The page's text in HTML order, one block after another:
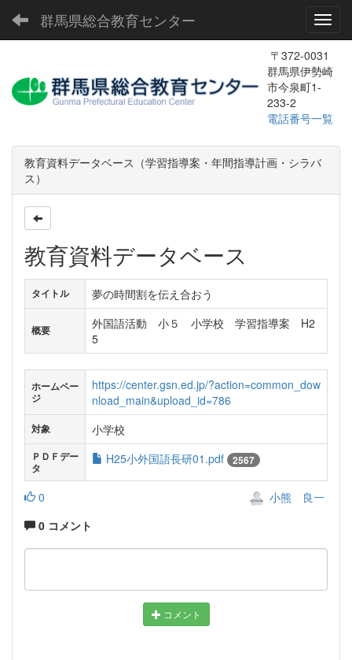
群馬県総合教育センター
〒372-0031
群馬県伊勢崎
市今泉町1-
233-2
電話番号一覧
教育資料データベース（学習指導案・年間指導計画・シラバ
ス）
教育資料データベース
タイトル 夢の時間割を伝え合おう
概要
外国語活動 小５ 小学校 学習指導案 H2
5
ホームペー
ジ
https://center.gsn.ed.jp/?action=common_dow
nload_main&upload_id=786
対象 小学校
ＰＤＦデー
タ
H25小外国語長研01.pdf 2567
0
小熊 良一
0 コメント
コメント